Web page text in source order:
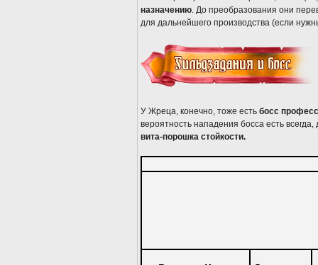
назначению. До преобразования они
для дальнейшего производства (если
У Жреца, конечно, тоже есть босс
вероятность нападения босса есть
вита-порошка стойкости.